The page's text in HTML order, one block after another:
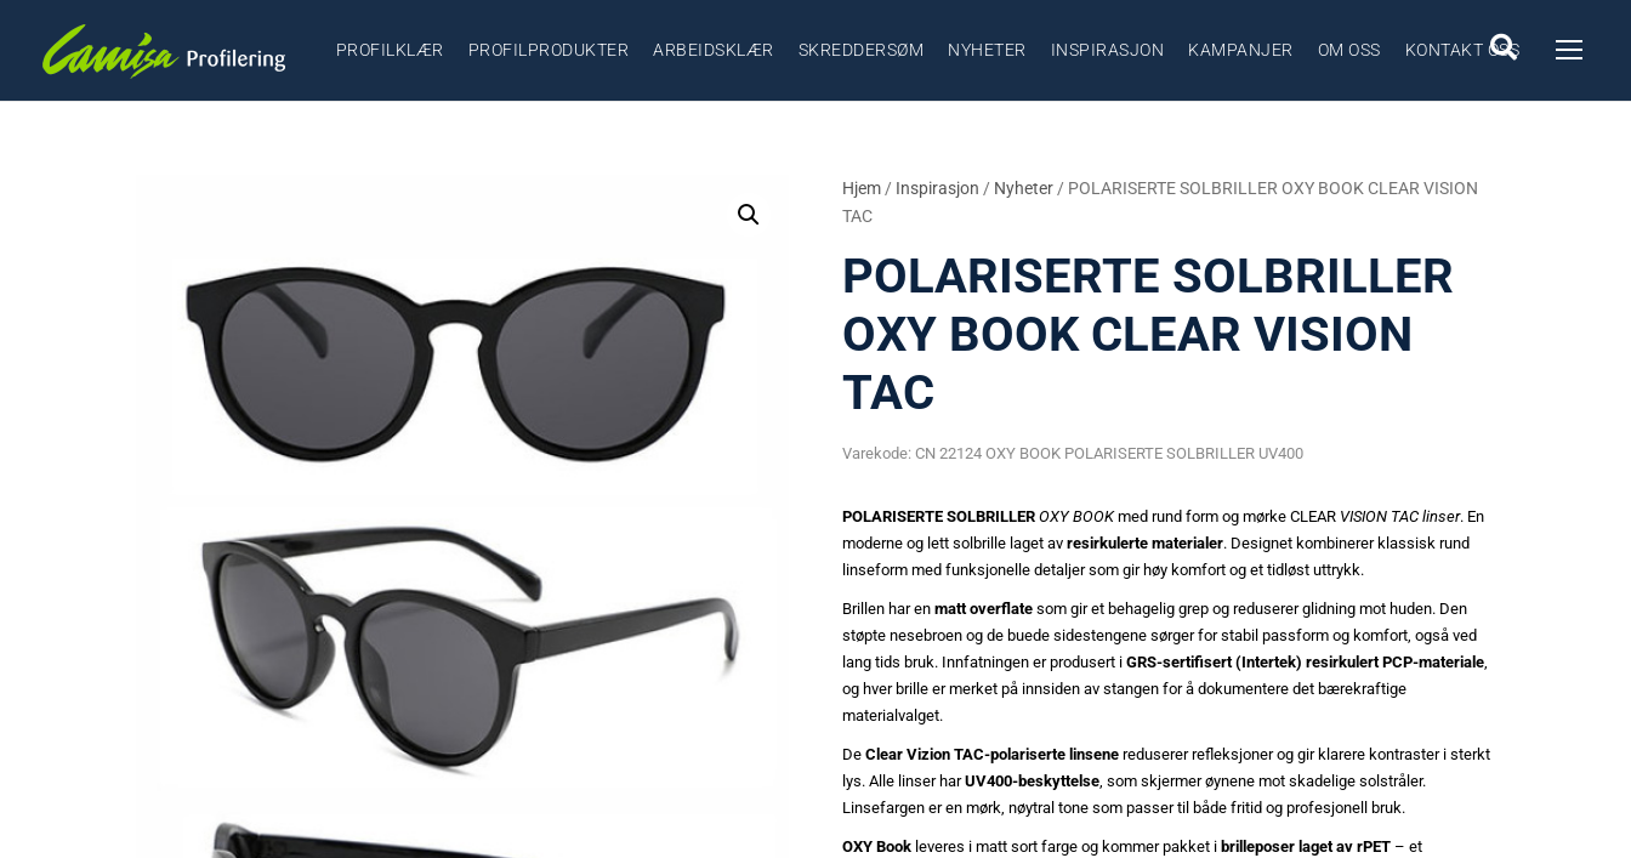
PROFILKLÆR PROFILPRODUKTER ARBEIDSKLÆR SKREDDERSØM NYHETER INSPIRASJON KAMPANJER OM OSS KONTAKT OSS
Hjem / Inspirasjon / Nyheter / POLARISERTE SOLBRILLER OXY BOOK CLEAR VISION
TAC
POLARISERTE SOLBRILLER
OXY BOOK CLEAR VISION
TAC
Varekode:CN 22124 OXY BOOK POLARISERTE SOLBRILLER UV400
POLARISERTE SOLBRILLEROXY BOOKmed rund form og mørke CLEAR VISION TAC linser. En
moderne og lett solbrille laget avresirkulerte materialer. Designet kombinerer klassisk rund
linseform med funksjonelle detaljer som gir høy komfort og et tidløst uttrykk.
Brillen har enmatt overflate som gir et behagelig grep og reduserer glidning mot huden. Den
støpte nesebroen og de buede sidestengene sørger for stabil passform og komfort, også ved
lang tids bruk. Innfatningen er produsert iGRS-sertifisert (Intertek) resirkulert PCP-materiale,
og hver brille er merket på innsiden av stangen for å dokumentere det bærekraftige
materialvalget.
DeClear Vizion TAC-polariserte linsene reduserer refleksjoner og gir klarere kontraster i sterkt
lys. Alle linser harUV400-beskyttelse, som skjermer øynene mot skadelige solstråler.
Linsefargen er en mørk, nøytral tone som passer til både fritid og profesjonell bruk.
OXY Book leveres i matt sort farge og kommer pakket i brilleposer laget av rPET – et